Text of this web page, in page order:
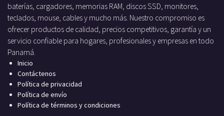
baterías, cargadores, memorias RAM, discos SSD, monitores,
teclados, mouse, cables y mucho más. Nuestro compromiso es
ofrecer productos de calidad, precios competitivos, garantía y un
servicio confiable para hogares, profesionales y empresas en todo
Panamá.
Inicio
Contáctenos
Política de privacidad
Política de envío
Política de términos y condiciones